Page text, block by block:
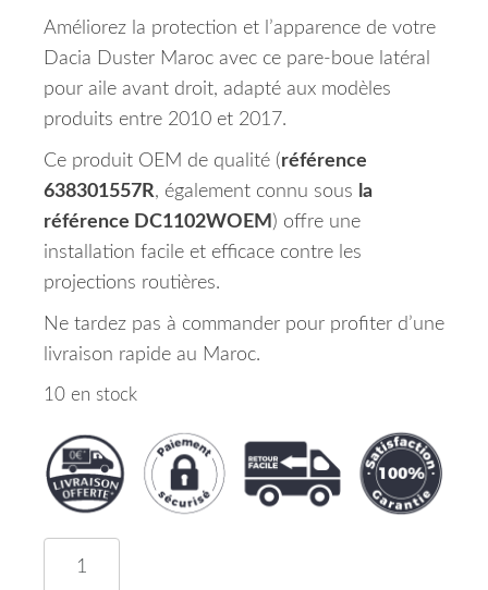
Améliorez la protection et l’apparence de votre
Dacia Duster Maroc avec ce pare-boue latéral
pour aile avant droit, adapté aux modèles
produits entre 2010 et 2017.
Ce produit OEM de qualité (référence
638301557R, également connu sous la
référence DC1102WOEM ) offre une
installation facile et efficace contre les
projections routières.
Ne tardez pas à commander pour profiter d’une
livraison rapide au Maroc.
10 en stock